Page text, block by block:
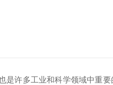
许多工业和科学领域中重要